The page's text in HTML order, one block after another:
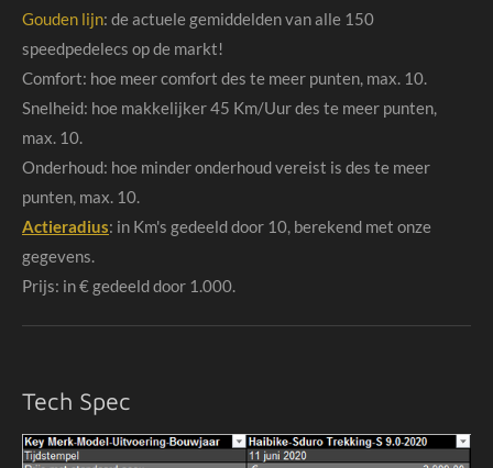
Gouden lijn: de actuele gemiddelden van alle 150
speedpedelecs op de markt!
Comfort: hoe meer comfort des te meer punten, max. 10.
Snelheid: hoe makkelijker 45 Km/Uur des te meer punten,
max. 10.
Onderhoud: hoe minder onderhoud vereist is des te meer
punten, max. 10.
Actieradius: in Km's gedeeld door 10, berekend met onze
gegevens.
Prijs: in € gedeeld door 1.000.
Tech Spec